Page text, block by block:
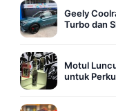
Geely
Turbo dan
Motul
untuk